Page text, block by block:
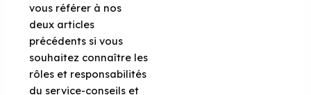
vous référer à nos
deux articles
précédents si vous
souhaitez connaître les
rôles et responsabilités
du service-conseils et